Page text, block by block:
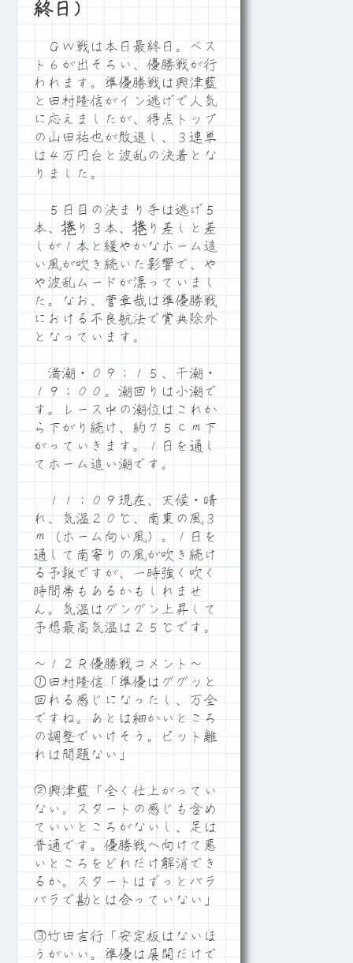
終日）
ＧＷ戦は本日最終日。ベス
ト６が出そろい、優勝戦が行
われます。準優勝戦は興津藍
と田村隆信がイン逃げで人気
に応えましたが、得点トップ
の山田祐也が敗退し、３連単
は４万円台と波乱の決着とな
りました。
５日目の決まり手は逃げ５
本、捲り３本、捲り差しと差
しが１本と緩やかなホーム追
い風が吹き続いた影響で、や
や波乱ムードが漂っていまし
た。なお、菅章哉は準優勝戦
における不良航法で賞典除外
となっています。
満潮・０９：１５、干潮・
１９：００。潮回りは小潮で
す。レース中の潮位はこれか
ら下がり続け、約７５ｃｍ下
がっていきます。１日を通し
てホーム追い潮です。
１１：０９現在、天候・晴
れ、気温２０℃、南東の風３
ｍ（ホーム向い風）。１日を
通して南寄りの風が吹き続け
る予報ですが、一時強く吹く
時間帯もあるかもしれませ
ん。気温はグングン上昇して
予想最高気温は２５℃です。
～１２Ｒ優勝戦コメント～
①田村隆信「準優はググッと
回れる感じになったし、万全
ですね。あとは細かいところ
の調整でいけそう。ピット離
れは問題ない」
②興津藍「全く仕上がってい
ない。スタートの感じも含め
ていいところがないし、足は
普通です。優勝戦へ向けて悪
いところをどれだけ解消でき
るか。スタートはずっとバラ
バラで勘とは合っていない」
③竹田吉行「安定板はないほ
うがいい。準優は展開だけで